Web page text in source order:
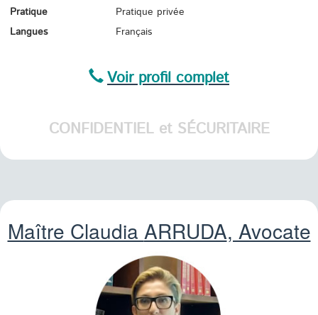
Pratique
Pratique privée
Langues
Français
Voir profil complet
CONFIDENTIEL et SÉCURITAIRE
Maître Claudia ARRUDA, Avocate